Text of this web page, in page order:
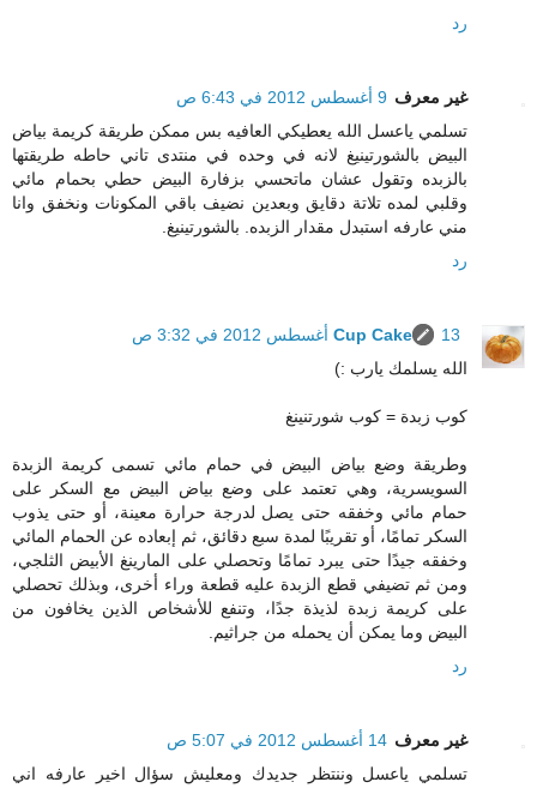
رد
غير معرف 9 أغسطس 2012 في 6:43 ص
تسلمي ياعسل الله يعطيكي العافيه بس ممكن طريقة كريمة بياض
البيض بالشورتينيغ لانه في وحده في منتدى تاني حاطه طريقتها
بالزبده وتقول عشان ماتحسي بزفارة البيض حطي بحمام مائي
وقلبي لمده تلاتة دقايق وبعدين نضيف باقي المكونات ونخفق وانا
مني عارفه استبدل مقدار الزبده. بالشورتينيغ.
رد
Cup Cake
13 أغسطس 2012 في 3:32 ص
الله يسلمك يارب :)
كوب زبدة = كوب شورتنينغ
وطريقة وضع بياض البيض في حمام مائي تسمى كريمة الزبدة
السويسرية، وهي تعتمد على وضع بياض البيض مع السكر على
حمام مائي وخفقه حتى يصل لدرجة حرارة معينة، أو حتى يذوب
السكر تمامًا، أو تقريبًا لمدة سبع دقائق، ثم إبعاده عن الحمام المائي
وخفقه جيدًا حتى يبرد تمامًا وتحصلي على المارينغ الأبيض الثلجي،
ومن ثم تضيفي قطع الزبدة عليه قطعة وراء أخرى، وبذلك تحصلي
على كريمة زبدة لذيذة جدًا، وتنفع للأشخاص الذين يخافون من
البيض وما يمكن أن يحمله من جراثيم.
رد
غير معرف 14 أغسطس 2012 في 5:07 ص
تسلمي ياعسل وننتظر جديدك ومعليش سؤال اخير عارفه اني